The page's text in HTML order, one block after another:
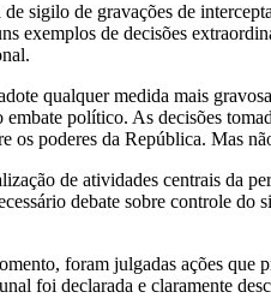
sigilo de gravações de
exemplos de decisões
qualquer medida mais
político. As decisões
poderes da República. Mas
de atividades centrais da
debate sobre controle do
foram julgadas ações que
foi declarada e claramente